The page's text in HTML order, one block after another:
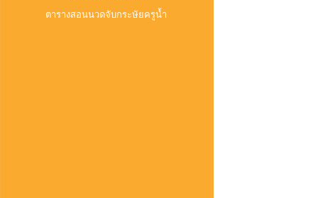
ตารางสอนนวดจับกระษัยครูน้ำ